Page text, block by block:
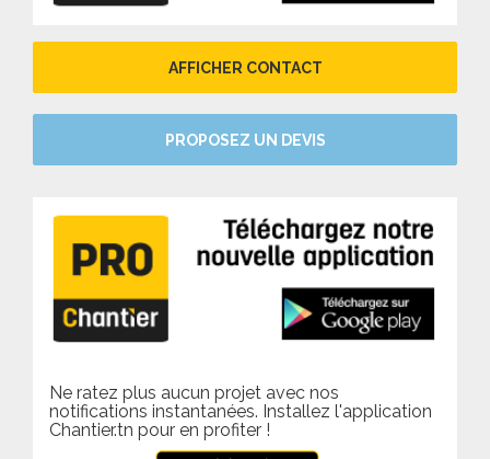
AFFICHER CONTACT
PROPOSEZ UN DEVIS
Ne ratez plus aucun projet avec nos
notifications instantanées. Installez l'application
Chantier.tn pour en profiter !